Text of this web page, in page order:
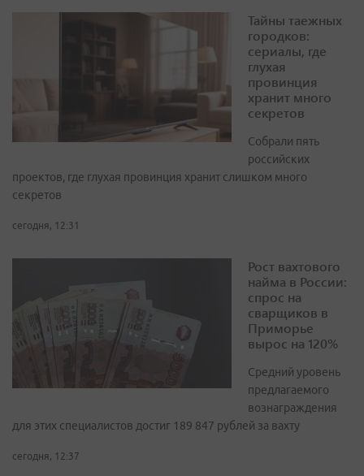
Тайны таежных
городков:
сериалы, где
глухая
провинция
хранит много
секретов
Собрали пять
российских
проектов, где глухая провинция хранит слишком много
секретов
сегодня, 12:31
Рост вахтового
найма в России:
спрос на
сварщиков в
Приморье
вырос на 120%
Средний уровень
предлагаемого
вознаграждения
для этих специалистов достиг 189 847 рублей за вахту
сегодня, 12:37